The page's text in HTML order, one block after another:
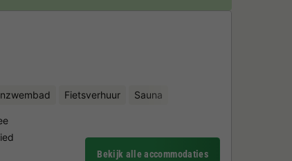
Fietsverhuur Sauna
Bekijk alle accommodaties